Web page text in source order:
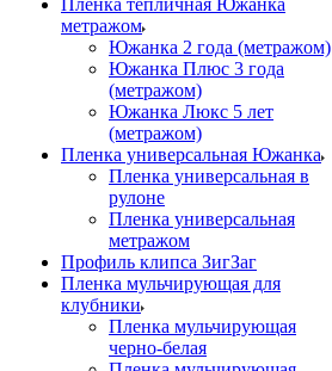
Пленка тепличная Южанка
метражом
Южанка 2 года (метражом)
Южанка Плюс 3 года
(метражом)
Южанка Люкс 5 лет
(метражом)
Пленка универсальная Южанка
Пленка универсальная в
рулоне
Пленка универсальная
метражом
Профиль клипса ЗигЗаг
Пленка мульчирующая для
клубники
Пленка мульчирующая
черно-белая